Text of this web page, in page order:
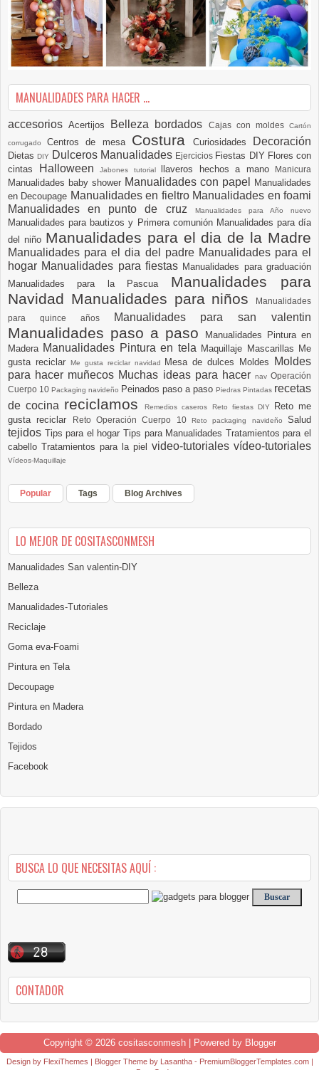
MANUALIDADES PARA HACER ...
accesoriosAcertijos Belleza bordados Cajas con moldesCartón
corrugadoCentros de mesa Costura Curiosidades Decoración
DietasDIY Dulceros Manualidades Ejercicios Fiestas DIY Flores con
cintas
Halloween Jabones tutorial llaveros hechos a mano Manicura
Manualidades baby shower Manualidades con papel
Manualidades
en Decoupage Manualidades en fieltro Manualidades en foami
Manualidades en punto de cruz
Manualidades para Año nuevo
Manualidades para bautizos y Primera comunión Manualidades para día
del niño Manualidades para el dia de la Madre
Manualidades para el dia del padre Manualidades para el
hogar Manualidades para fiestas Manualidades para graduación
Manualidades para la Pascua Manualidades para
Navidad Manualidades para niños
Manualidades
para quince años
Manualidades para san valentin
Manualidades paso a paso
Manualidades Pintura en
Madera Manualidades Pintura en tela Maquillaje Mascarillas Me
gusta reciclar
Me gusta reciclar navidad Mesa de dulces Moldes
Moldes
para hacer muñecos Muchas ideas para hacer nav Operación
Cuerpo 10 Packaging navideño Peinados paso a paso Piedras Pintadas recetas
de cocina reciclamosRemedios caseros Reto fiestas DIY
Reto me
gusta reciclar
Reto Operación Cuerpo 10Reto packaging navideñoSalud
tejidos Tips para el hogarTips para Manualidades Tratamientos para el
cabello Tratamientos para la piel video-tutoriales vídeo-tutoriales
Vídeos-Maquillaje
Popular Tags Blog Archives
LO MEJOR DE COSITASCONMESH
Manualidades San valentin-DIY
Belleza
Manualidades-Tutoriales
Reciclaje
Goma eva-Foami
Pintura en Tela
Decoupage
Pintura en Madera
Bordado
Tejidos
Facebook
BUSCA LO QUE NECESITAS AQUÍ :
CONTADOR
Copyright © 2026 cositasconmesh| Powered by Blogger
Design by FlexiThemes | Blogger Theme by Lasantha- PremiumBloggerTemplates.com|